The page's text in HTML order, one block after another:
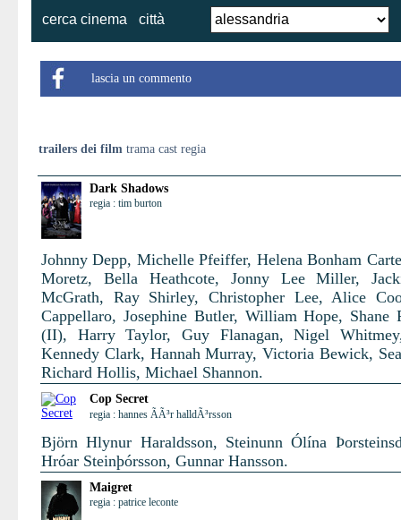
cerca cinema città
lascia un commento
trailers dei film trama cast regia
Dark Shadows
regia : tim burton
Johnny Depp, Michelle Pfeiffer, Helena Bonham
Moretz, Bella Heathcote, Jonny Lee Miller,
McGrath, Ray Shirley, Christopher Lee, Alice
Cappellaro, Josephine Butler, William Hope, Shane
(II), Harry Taylor, Guy Flanagan, Nigel
Kennedy Clark, Hannah Murray, Victoria Bewick,
Richard Hollis, Michael Shannon.
Cop Secret
regia : hannes ÃÃ³r halldÃ³rsson
Björn Hlynur Haraldsson, Steinunn Ólína
Hróar Steinþórsson, Gunnar Hansson.
Maigret
regia : patrice leconte